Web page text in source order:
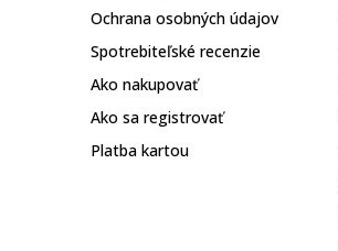
Ochrana osobných údajov
Spotrebiteľské recenzie
Ako nakupovať
Ako sa registrovať
Platba kartou